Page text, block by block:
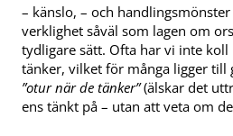
– känslo, – och
verklighet såväl som lagen om
tydligare sätt. Ofta har vi inte koll
tänker, vilket för många ligger till
”otur när de tänker”(älskar det
ens tänkt på – utan att veta om